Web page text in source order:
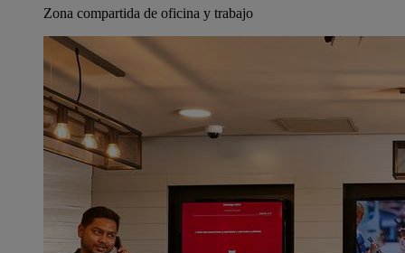
Zona compartida de oficina y trabajo